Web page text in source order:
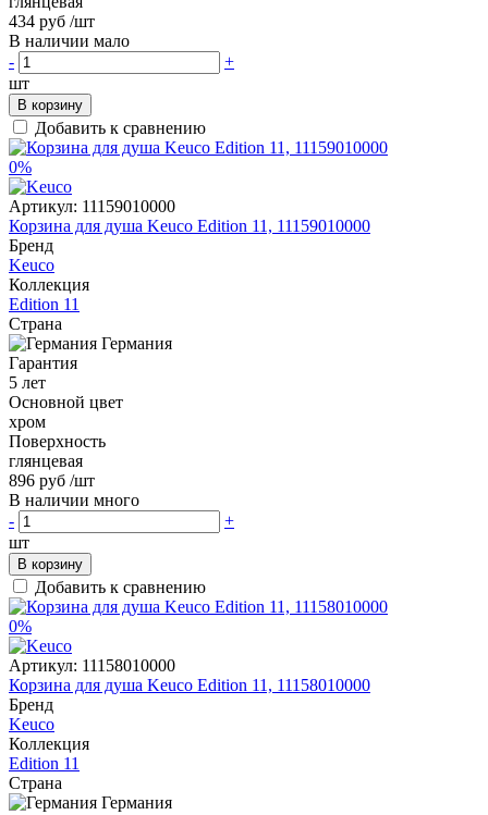
434 руб /шт
В наличии мало
-
+
шт
В корзину
Добавить к сравнению
0%
Артикул: 11159010000
Корзина для душа Keuco Edition 11, 11159010000
Бренд
Keuco
Коллекция
Edition 11
Страна
Германия
Гарантия
5 лет
Основной цвет
хром
Поверхность
глянцевая
896 руб /шт
В наличии много
-
+
шт
В корзину
Добавить к сравнению
0%
Артикул: 11158010000
Корзина для душа Keuco Edition 11, 11158010000
Бренд
Keuco
Коллекция
Edition 11
Страна
Германия